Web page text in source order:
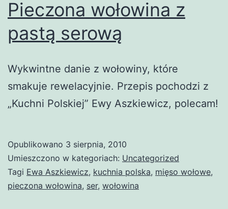
Pieczona wołowina z
pastą serową
Wykwintne danie z wołowiny, które
smakuje rewelacyjnie. Przepis pochodzi z
„Kuchni Polskiej” Ewy Aszkiewicz, polecam!
Opublikowano 3 sierpnia, 2010
Umieszczono w kategoriach: Uncategorized
Tagi Ewa Aszkiewicz, kuchnia polska, mięso wołowe,
pieczona wołowina, ser, wołowina